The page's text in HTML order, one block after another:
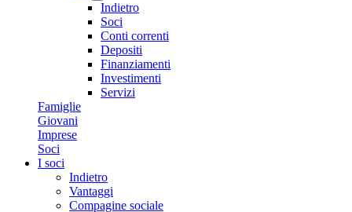
Indietro
Soci
Conti correnti
Depositi
Finanziamenti
Investimenti
Servizi
Famiglie
Giovani
Imprese
Soci
I soci
Indietro
Vantaggi
Compagine sociale